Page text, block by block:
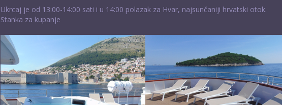
Ukrcaj je od 13:00-14:00 sati i u 14:00 polazak za Hvar, najsunčaniji hrvatski otok.
Stanka za kupanje